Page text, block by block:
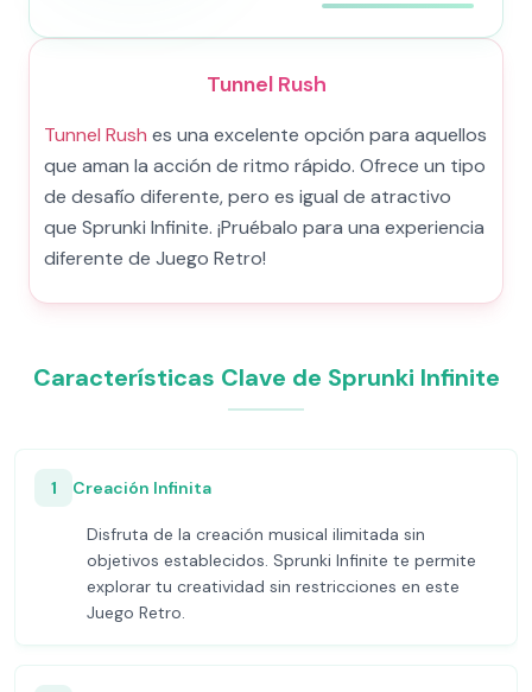
Tunnel Rush
Tunnel Rush es una excelente opción para aquellos
que aman la acción de ritmo rápido. Ofrece un tipo
de desafío diferente, pero es igual de atractivo
que Sprunki Infinite. ¡Pruébalo para una experiencia
diferente de Juego Retro!
Características Clave de Sprunki Infinite
1 Creación Infinita
Disfruta de la creación musical ilimitada sin
objetivos establecidos. Sprunki Infinite te permite
explorar tu creatividad sin restricciones en este
Juego Retro.